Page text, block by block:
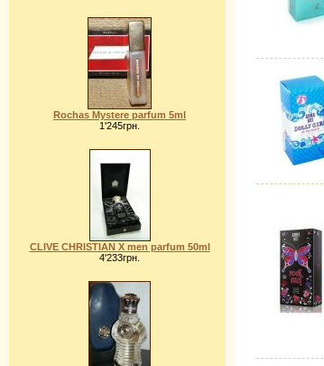
Rochas Mystere parfum 5ml
1'245грн.
CLIVE CHRISTIAN X men parfum 50ml
4'233грн.